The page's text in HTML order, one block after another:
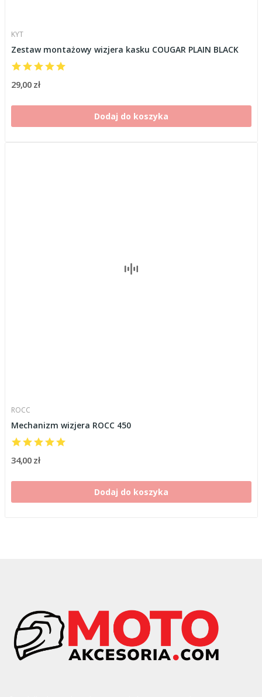
KYT
Zestaw montażowy wizjera kasku COUGAR PLAIN BLACK
29,00 zł
Dodaj do koszyka
ROCC
Mechanizm wizjera ROCC 450
34,00 zł
Dodaj do koszyka